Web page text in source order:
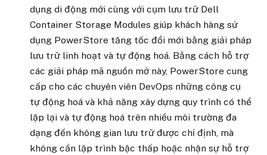
dụng di động mới cùng với cụm lưu trữ Dell
Container Storage Modules giúp khách hàng sử
dụng PowerStore tăng tốc đổi mới bằng giải pháp
lưu trữ linh hoạt và tự động hoá. Bằng cách hỗ trợ
các giải pháp mã nguồn mở này, PowerStore cung
cấp cho các chuyên viên DevOps những công cụ
tự động hoá và khả năng xây dựng quy trình có thể
lặp lại và tự động hoá trên nhiều môi trường đa
dạng đến không gian lưu trữ được chỉ định, mà
không cần lập trình bậc thấp hoặc nhận sự hỗ trợ